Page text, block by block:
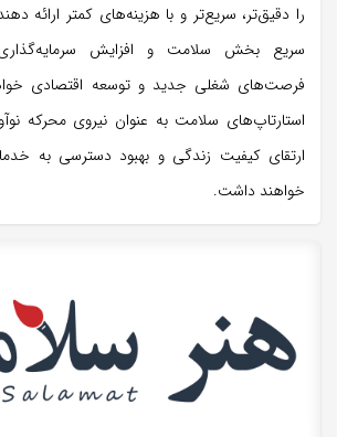
را دقیق‌تر، سریع‌تر و با هزینه‌های کمتر ارائه
سریع بخش سلامت و افزایش
فرصت‌های شغلی جدید و توسعه اقتصادی
استارتاپ‌های سلامت به عنوان نیروی محرکه
ارتقای کیفیت زندگی و بهبود دسترسی به
خواهند داشت.